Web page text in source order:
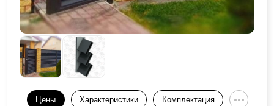
Цены Характеристики Комплектация